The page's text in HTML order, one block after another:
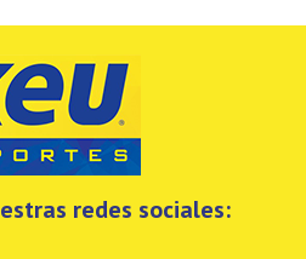
redes sociales: